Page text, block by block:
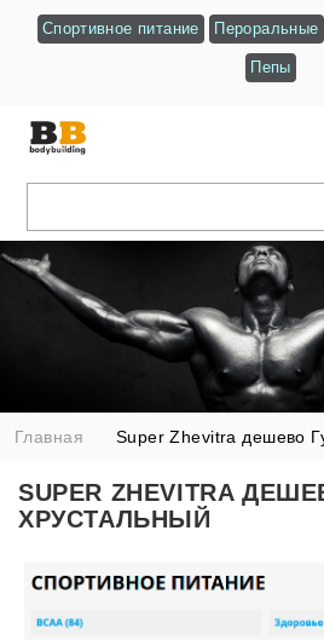
Спортивное питание Пероральные
Пепы
Главная Super Zhevitra дешево
SUPER ZHEVITRA
ХРУСТАЛЬНЫЙ